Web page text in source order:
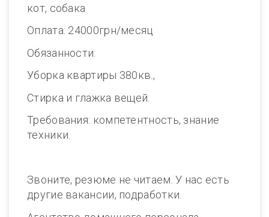
кот, собака
Оплата: 24000грн/месяц
Обязанности:
Уборка квартиры 380кв.,
Стирка и глажка вещей.
Требования: компетентность, знание
техники.
Звоните, резюме не читаем. У нас есть
другие вакансии, подработки.